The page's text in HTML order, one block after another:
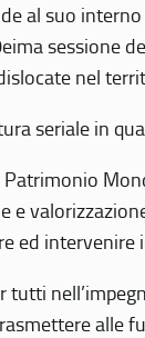
al suo
sessione
nel
seriale in
e
ed
alle